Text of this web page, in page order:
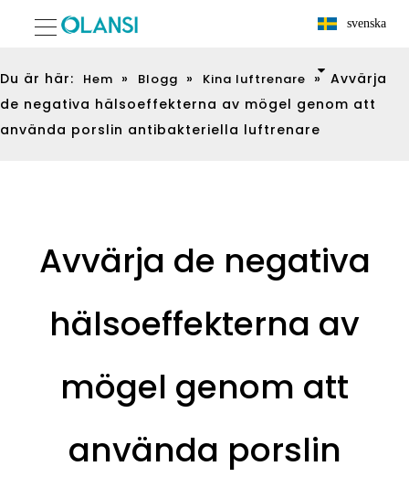
svenska
Du är här: Hem » Blogg » Kina luftrenare » Avvärja
de negativa hälsoeffekterna av mögel genom att
använda porslin antibakteriella luftrenare
Avvärja de negativa
hälsoeffekterna av
mögel genom att
använda porslin